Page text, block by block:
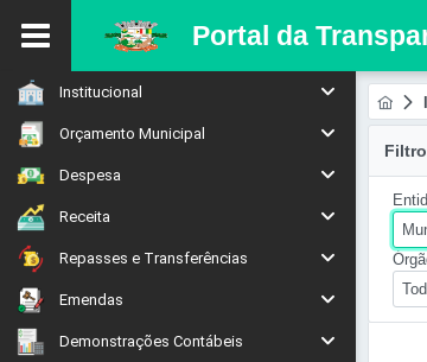
Portal da
Institucional
Orçamento Municipal
Despesa
Receita
Repasses e Transferências
Emendas
Demonstrações Contábeis